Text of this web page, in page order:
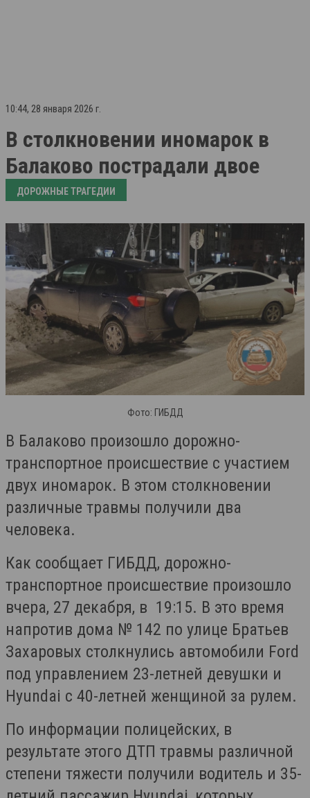
10:44, 28 января 2026 г.
В столкновении иномарок в
Балаково пострадали двое
ДОРОЖНЫЕ ТРАГЕДИИ
Фото: ГИБДД
В Балаково произошло дорожно-
транспортное происшествие с участием
двух иномарок. В этом столкновении
различные травмы получили два
человека.
Как сообщает ГИБДД, дорожно-
транспортное происшествие произошло
вчера, 27 декабря, в 19:15. В это время
напротив дома № 142 по улице Братьев
Захаровых столкнулись автомобили Ford
под управлением 23-летней девушки и
Hyundai с 40-летней женщиной за рулем.
По информации полицейских, в
результате этого ДТП травмы различной
степени тяжести получили водитель и 35-